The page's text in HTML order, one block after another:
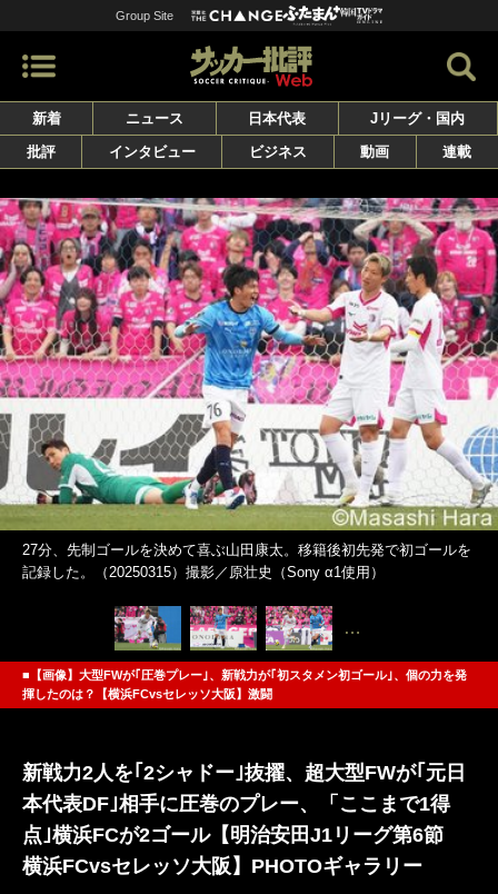
Group Site
新着 ニュース 日本代表
Jリーグ・国内
批評
インタビュー ビジネス 動画 連載
27分、先制ゴールを決めて喜ぶ山田康太。移籍後初先発で初ゴールを
記録した。（20250315）撮影／原壮史（Sony α1使用）
…
■【画像】大型FWが｢圧巻プレー｣、新戦力が｢初スタメン初ゴール｣、個の力を発
揮したのは？【横浜FCvsセレッソ大阪】激闘
新戦力2人を｢2シャドー｣抜擢、超大型FWが｢元日
本代表DF｣相手に圧巻のプレー、「ここまで1得
点｣横浜FCが2ゴール【明治安田J1リーグ第6節
横浜FCvsセレッソ大阪】PHOTOギャラリー